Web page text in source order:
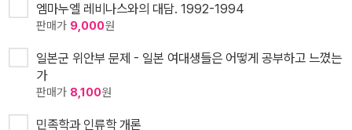
엠마누엘 레비나스와의 대담. 1992-1994
판매가 9,000원
일본군 위안부 문제 - 일본 여대생들은 어떻게 공부하고 느꼈는
가
판매가 8,100원
민족학과 인류학 개론